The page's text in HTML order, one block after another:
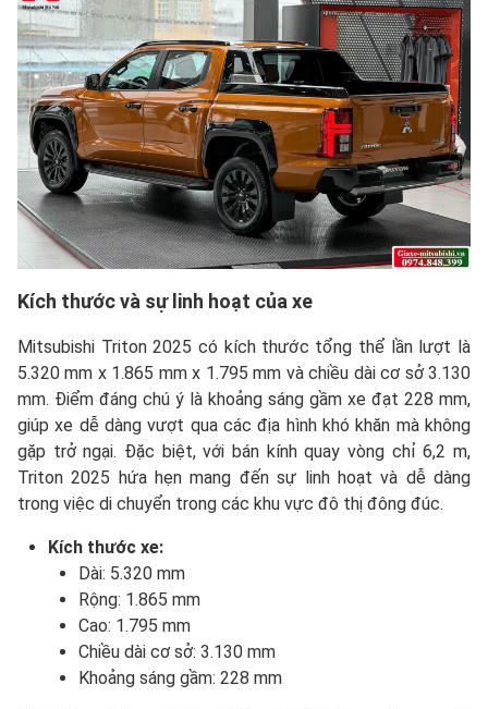
Kích thước và sự linh hoạt của xe
Mitsubishi Triton 2025 có kích thước tổng thể lần lượt là
5.320 mm x 1.865 mm x 1.795 mm và chiều dài cơ sở 3.130
mm. Điểm đáng chú ý là khoảng sáng gầm xe đạt 228 mm,
giúp xe dễ dàng vượt qua các địa hình khó khăn mà không
gặp trở ngại. Đặc biệt, với bán kính quay vòng chỉ 6,2 m,
Triton 2025 hứa hẹn mang đến sự linh hoạt và dễ dàng
trong việc di chuyển trong các khu vực đô thị đông đúc.
Kích thước xe:
Dài: 5.320 mm
Rộng: 1.865 mm
Cao: 1.795 mm
Chiều dài cơ sở: 3.130 mm
Khoảng sáng gầm: 228 mm